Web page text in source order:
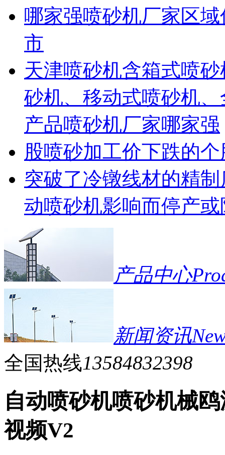
哪家强喷砂机厂家区
市
天津喷砂机含箱式喷
砂机、移动式喷砂机
产品喷砂机厂家哪家强
股喷砂加工价下跌的
突破了冷镦线材的精
动喷砂机影响而停产
产品中心
新闻资讯
全国热线13584832398
自动喷砂机喷砂机械
视频V2